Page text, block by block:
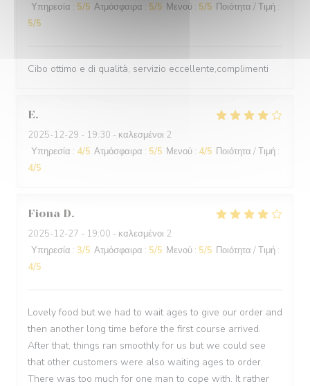
Υπηρεσία : 5/5 Ατμόσφαιρα : 5/5 Μενού : 5/5 Ποιότητα / Τιμή :
5/5
Cibo ottimo e di qualità, servizio eccellente,complimenti
E
2025-12-29 - 19:30 - καλεσμένοι 2
Υπηρεσία : 4/5 Ατμόσφαιρα : 5/5 Μενού : 4/5 Ποιότητα / Τιμή :
4/5
Fiona D
2025-12-27 - 19:00 - καλεσμένοι 2
Υπηρεσία : 3/5 Ατμόσφαιρα : 5/5 Μενού : 5/5 Ποιότητα / Τιμή :
4/5
Lovely food but we had to wait ages to give our order and
then another long time before the first course arrived.
After that, things ran smoothly for us but we could see
that other customers were also waiting ages to order.
There was too much for one man to cope with. It rather